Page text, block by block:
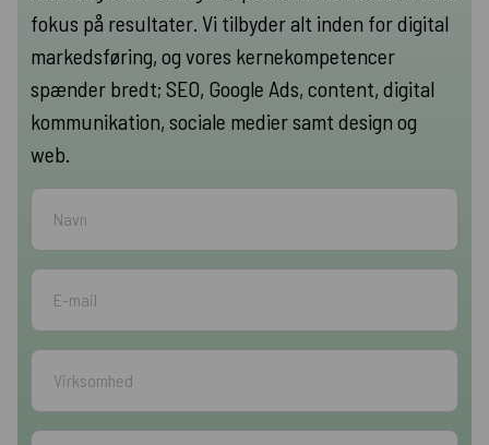
fokus på resultater. Vi tilbyder alt inden for digital
markedsføring, og vores kernekompetencer
spænder bredt; SEO, Google Ads, content, digital
kommunikation, sociale medier samt design og
web.